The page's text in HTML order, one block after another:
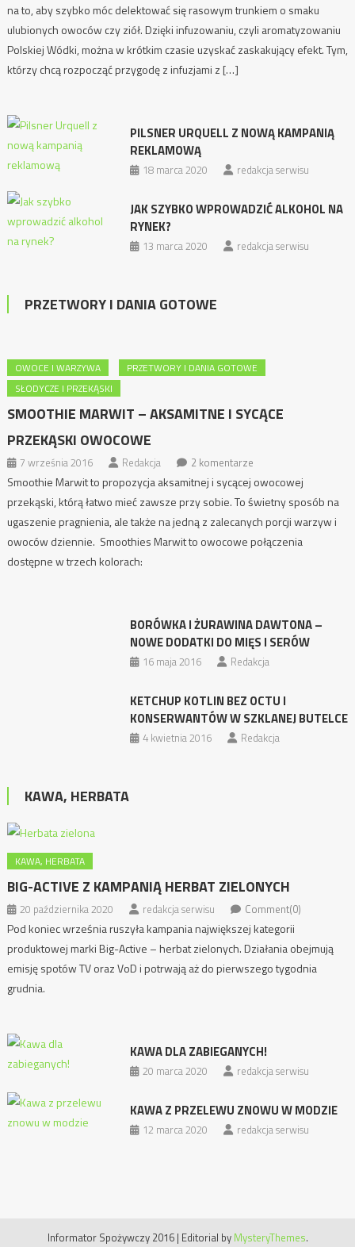
na to, aby szybko móc delektować się rasowym trunkiem o smaku
ulubionych owoców czy ziół. Dzięki infuzowaniu, czyli aromatyzowaniu
Polskiej Wódki, można w krótkim czasie uzyskać zaskakujący efekt. Tym,
którzy chcą rozpocząć przygodę z infuzjami z […]
PILSNER URQUELL Z NOWĄ KAMPANIĄ
REKLAMOWĄ
18 marca 2020 redakcja serwisu
JAK SZYBKO WPROWADZIĆ ALKOHOL NA
RYNEK?
13 marca 2020 redakcja serwisu
PRZETWORY I DANIA GOTOWE
OWOCE I WARZYWA
PRZETWORY I DANIA GOTOWE
SŁODYCZE I PRZEKĄSKI
SMOOTHIE MARWIT – AKSAMITNE I SYCĄCE
PRZEKĄSKI OWOCOWE
7 września 2016 Redakcja 2 komentarze
Smoothie Marwit to propozycja aksamitnej i sycącej owocowej
przekąski, którą łatwo mieć zawsze przy sobie. To świetny sposób na
ugaszenie pragnienia, ale także na jedną z zalecanych porcji warzyw i
owoców dziennie. Smoothies Marwit to owocowe połączenia
dostępne w trzech kolorach:
BORÓWKA I ŻURAWINA DAWTONA –
NOWE DODATKI DO MIĘS I SERÓW
16 maja 2016 Redakcja
KETCHUP KOTLIN BEZ OCTU I
KONSERWANTÓW W SZKLANEJ BUTELCE
4 kwietnia 2016 Redakcja
KAWA, HERBATA
KAWA, HERBATA
BIG-ACTIVE Z KAMPANIĄ HERBAT ZIELONYCH
20 października 2020 redakcja serwisu Comment(0)
Pod koniec września ruszyła kampania największej kategorii
produktowej marki Big-Active – herbat zielonych. Działania obejmują
emisję spotów TV oraz VoD i potrwają aż do pierwszego tygodnia
grudnia.
KAWA DLA ZABIEGANYCH!
20 marca 2020 redakcja serwisu
KAWA Z PRZELEWU ZNOWU W MODZIE
12 marca 2020 redakcja serwisu
Informator Spożywczy 2016 | Editorial by MysteryThemes.